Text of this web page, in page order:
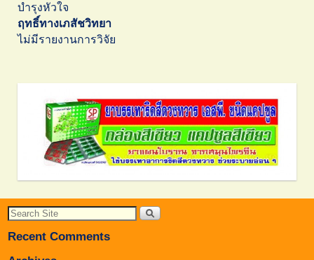
บำรุงหัวใจ
ฤทธิ์ทางเภสัชวิทยา
ไม่มีรายงานการวิจัย
Recent Comments